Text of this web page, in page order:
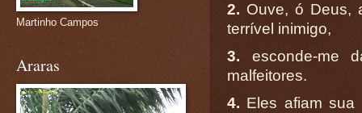
2. Ouve, ó Deus,
terrível inimigo,
3. esconde-me
malfeitores.
4. Eles afiam sua
Martinho Campos
Araras